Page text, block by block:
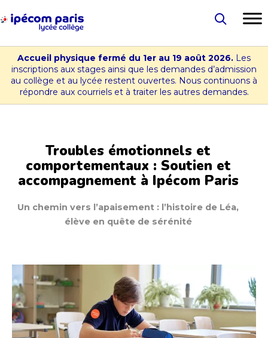
au
Collège
Ipécom
Paris
Accueil physique fermé du 1er au 19 août 2026. Les
inscriptions aux stages ainsi que les demandes d’admission
au collège et au lycée restent ouvertes. Nous continuons à
répondre aux courriels et à traiter les autres demandes.
Troubles émotionnels et
comportementaux : Soutien et
accompagnement à Ipécom Paris
Un chemin vers l’apaisement : l’histoire de Léa,
élève en quête de sérénité